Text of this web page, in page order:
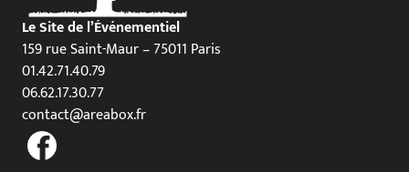
Le Site de l’Événementiel
159 rue Saint-Maur – 75011 Paris
01.42.71.40.79
06.62.17.30.77
contact@areabox.fr